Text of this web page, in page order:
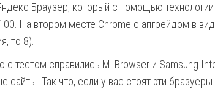
Браузер, который с помощью
На втором месте Chrome с апгрейдом в
то 8).
с тестом справились Mi Browser и Samsung
сайты. Так что, если у вас стоят эти